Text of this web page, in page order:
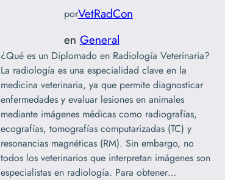
porVetRadCon
en General
¿Qué es un Diplomado en Radiología Veterinaria?
La radiología es una especialidad clave en la
medicina veterinaria, ya que permite diagnosticar
enfermedades y evaluar lesiones en animales
mediante imágenes médicas como radiografías,
ecografías, tomografías computarizadas (TC) y
resonancias magnéticas (RM). Sin embargo, no
todos los veterinarios que interpretan imágenes son
especialistas en radiología. Para obtener…